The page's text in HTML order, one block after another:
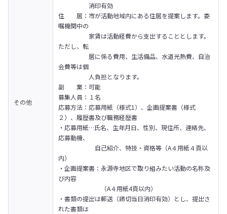
その他
消印有効
住　　居：市が活動地域内にある住居を提案します。委
嘱機関中の
家賃は活動経費から支出することとします。
ただし、転
居に係る費用、生活備品、水道光熱費、自治
会費等は個
人負担となります。
副　　業：可能
募集人員：１名
応募方法：応募用紙（様式1）、企画提案書（様式
２）、履歴書及び職務経歴書
・応募用紙…氏名、生年月日、性別、現住所、連絡先、
応募動機、
自己紹介、特技・資格等（A４用紙４頁以
内）
・企画提案書：永源寺地区で取り組みたい活動の名称及
び内容
（A４用紙4頁以内）
・書類の提出は郵送（締切当日消印有効）とし、提出さ
れた書類は